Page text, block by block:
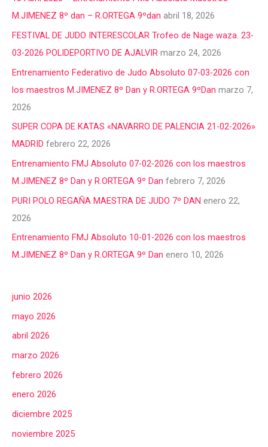
M.JIMENEZ 8º dan – R.ORTEGA 9ºdan abril 18, 2026
FESTIVAL DE JUDO INTERESCOLAR Trofeo de Nage waza. 23-
03-2026 POLIDEPORTIVO DE AJALVIR marzo 24, 2026
Entrenamiento Federativo de Judo Absoluto 07-03-2026 con
los maestros M.JIMENEZ 8º Dan y R.ORTEGA 9ºDan marzo 7,
2026
SUPER COPA DE KATAS «NAVARRO DE PALENCIA 21-02-2026»
MADRID febrero 22, 2026
Entrenamiento FMJ Absoluto 07-02-2026 con los maestros
M.JIMENEZ 8º Dan y R.ORTEGA 9º Dan febrero 7, 2026
PURI POLO REGAÑA MAESTRA DE JUDO 7º DAN enero 22,
2026
Entrenamiento FMJ Absoluto 10-01-2026 con los maestros
M.JIMENEZ 8º Dan y R.ORTEGA 9º Dan enero 10, 2026
junio 2026
mayo 2026
abril 2026
marzo 2026
febrero 2026
enero 2026
diciembre 2025
noviembre 2025